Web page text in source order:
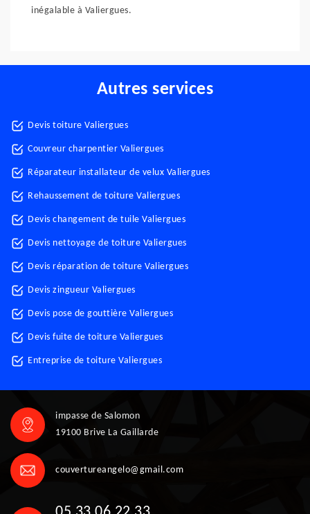
inégalable à Valiergues.
Autres services
Devis toiture Valiergues
Couvreur charpentier Valiergues
Réparateur installateur de velux Valiergues
Rehaussement de toiture Valiergues
Devis changement de tuile Valiergues
Devis nettoyage de toiture Valiergues
Devis réparation de toiture Valiergues
Devis zingueur Valiergues
Devis pose de gouttière Valiergues
Devis fuite de toiture Valiergues
Entreprise de toiture Valiergues
impasse de Salomon
19100 Brive La Gaillarde
couvertureangelo@gmail.com